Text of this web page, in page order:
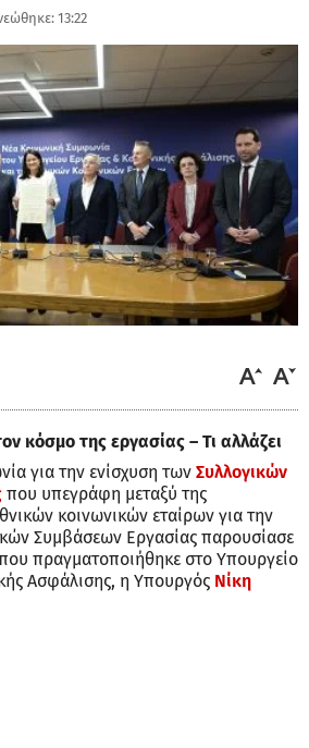
13:22
κόσμο της εργασίας – Τι αλλάζει
για την ενίσχυση των Συλλογικών
που υπεγράφη μεταξύ της
κοινωνικών εταίρων για την
Συμβάσεων Εργασίας παρουσίασε
πραγματοποιήθηκε στο Υπουργείο
Ασφάλισης, η Υπουργός Νίκη